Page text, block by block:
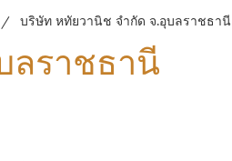
บริษัท หทัยวานิช จำกัด จ.อุบลราชธานี
ลราชธานี